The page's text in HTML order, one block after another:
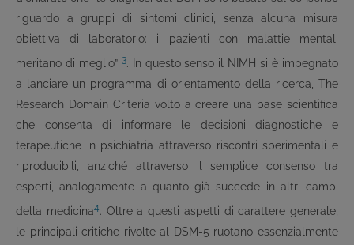
riguardo a gruppi di sintomi clinici, senza alcuna misura
obiettiva di laboratorio: i pazienti con malattie mentali
meritano di meglio” 3. In questo senso il NIMH si è impegnato
a lanciare un programma di orientamento della ricerca, The
Research Domain Criteria volto a creare una base scientifica
che consenta di informare le decisioni diagnostiche e
terapeutiche in psichiatria attraverso riscontri sperimentali e
riproducibili, anziché attraverso il semplice consenso tra
esperti, analogamente a quanto già succede in altri campi
della medicina4. Oltre a questi aspetti di carattere generale,
le principali critiche rivolte al DSM-5 ruotano essenzialmente